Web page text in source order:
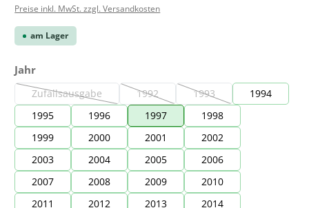
Preise inkl. MwSt. zzgl. Versandkosten
am Lager
Jahrauswählen
Zufallsausgabe
(Diese Option ist zurzeit nicht verfügbar.)
1992
(Diese Option ist zurzeit nicht verfügbar.)
1993
(Diese Option ist zurzeit
1994
1995
1996 1997
1998
1999
2000 2001
2002
2003
2004 2005
2006
2007
2008 2009
2010
2011
2012 2013
2014